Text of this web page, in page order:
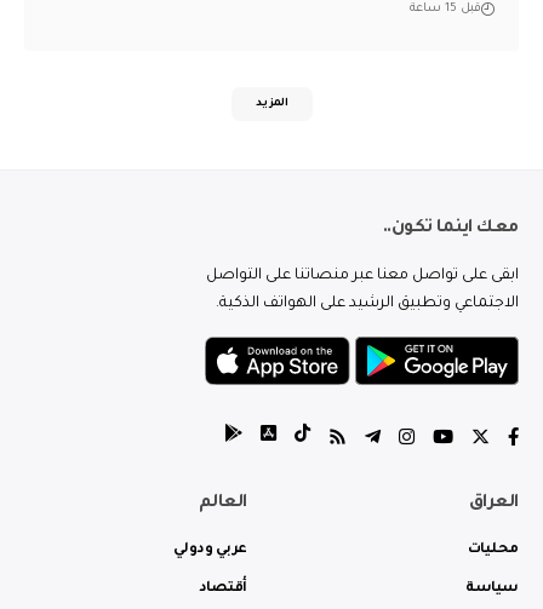
قبل 15 ساعة
المزيد
معك اينما تكون..
ابقى على تواصل معنا عبر منصاتنا على التواصل
الاجتماعي وتطبيق الرشيد على الهواتف الذكية.
العراق
محليات
سياسة
العالم
عربي ودولي
أقتصاد